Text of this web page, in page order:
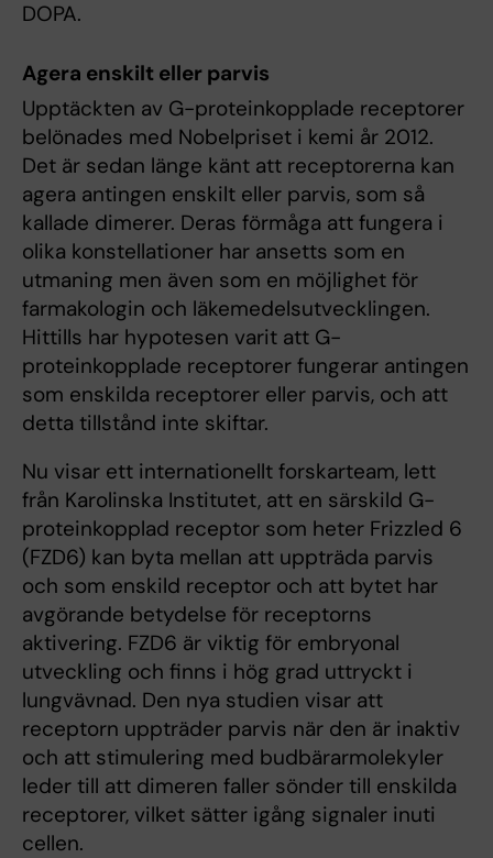
DOPA.
Agera enskilt eller parvis
Upptäckten av G-proteinkopplade receptorer
belönades med Nobelpriset i kemi år 2012.
Det är sedan länge känt att receptorerna kan
agera antingen enskilt eller parvis, som så
kallade dimerer. Deras förmåga att fungera i
olika konstellationer har ansetts som en
utmaning men även som en möjlighet för
farmakologin och läkemedelsutvecklingen.
Hittills har hypotesen varit att G-
proteinkopplade receptorer fungerar antingen
som enskilda receptorer eller parvis, och att
detta tillstånd inte skiftar.
Nu visar ett internationellt forskarteam, lett
från Karolinska Institutet, att en särskild G-
proteinkopplad receptor som heter Frizzled 6
(FZD6) kan byta mellan att uppträda parvis
och som enskild receptor och att bytet har
avgörande betydelse för receptorns
aktivering. FZD6 är viktig för embryonal
utveckling och finns i hög grad uttryckt i
lungvävnad. Den nya studien visar att
receptorn uppträder parvis när den är inaktiv
och att stimulering med budbärarmolekyler
leder till att dimeren faller sönder till enskilda
receptorer, vilket sätter igång signaler inuti
cellen.